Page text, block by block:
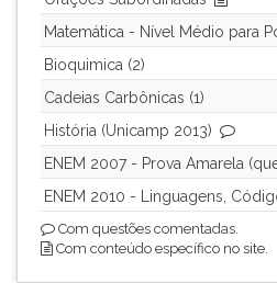
Matemática - Nível Médio para
Bioquimica (2)
Cadeias Carbônicas (1)
História (Unicamp 2013)
ENEM 2007 - Prova Amarela
ENEM 2010 - Linguagens,
Com questões comentadas.
Com conteúdo específico no site.